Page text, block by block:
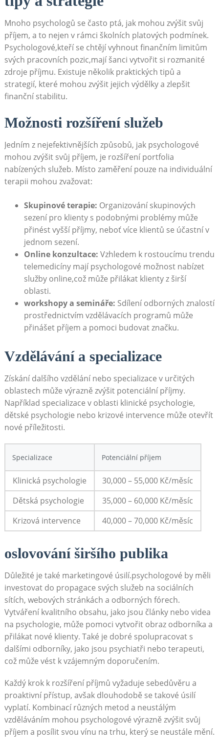
Mnoho psychologů se často ptá, jak mohou zvýšit svůj
příjem, a to nejen v rámci školních platových podmínek.
Psychologové,kteří se chtějí vyhnout finančním limitům
svých pracovních pozic,mají šanci vytvořit si rozmanité
zdroje příjmu. Existuje několik praktických tipů a
strategií, které mohou zvýšit jejich výdělky a zlepšit
finanční stabilitu.
Možnosti rozšíření služeb
Jedním z nejefektivnějších způsobů, jak psychologové
mohou zvýšit svůj příjem, je rozšíření portfolia
nabízených služeb. Místo zaměření pouze na individuální
terapii mohou zvažovat:
Skupinové terapie: Organizování skupinových
sezení pro klienty s podobnými problémy může
přinést vyšší příjmy, neboť více klientů se účastní v
jednom sezení.
Online konzultace: Vzhledem k rostoucímu trendu
telemedicíny mají psychologové možnost nabízet
služby online,což může přilákat klienty z širší
oblasti.
workshopy a semináře: Sdílení odborných znalostí
prostřednictvím vzdělávacích programů může
přinášet příjem a pomoci budovat značku.
Vzdělávání a specializace
Získání dalšího vzdělání nebo specializace v určitých
oblastech může výrazně zvýšit potenciální příjmy.
Například specializace v oblasti klinické psychologie,
dětské psychologie nebo krizové intervence může otevřít
nové příležitosti.
Specializace Potenciální příjem
Klinická psychologie
30,000 – 55,000 Kč/měsíc
Dětská psychologie
35,000 – 60,000 Kč/měsíc
Krizová intervence
40,000 – 70,000 Kč/měsíc
oslovování širšího publika
Důležité je také marketingové úsilí.psychologové by měli
investovat do propagace svých služeb na sociálních
sítích, webových stránkách a odborných fórech.
Vytváření kvalitního obsahu, jako jsou články nebo videa
na psychologie, může pomoci vytvořit obraz odborníka a
přilákat nové klienty. Také je dobré spolupracovat s
dalšími odborníky, jako jsou psychiatři nebo terapeuti,
což může vést k vzájemným doporučením.
Každý krok k rozšíření příjmů vyžaduje sebedůvěru a
proaktivní přístup, avšak dlouhodobě se takové úsilí
vyplatí. Kombinací různých metod a neustálým
vzděláváním mohou psychologové výrazně zvýšit svůj
příjem a posílit svou vínu na trhu, který se neustále mění.